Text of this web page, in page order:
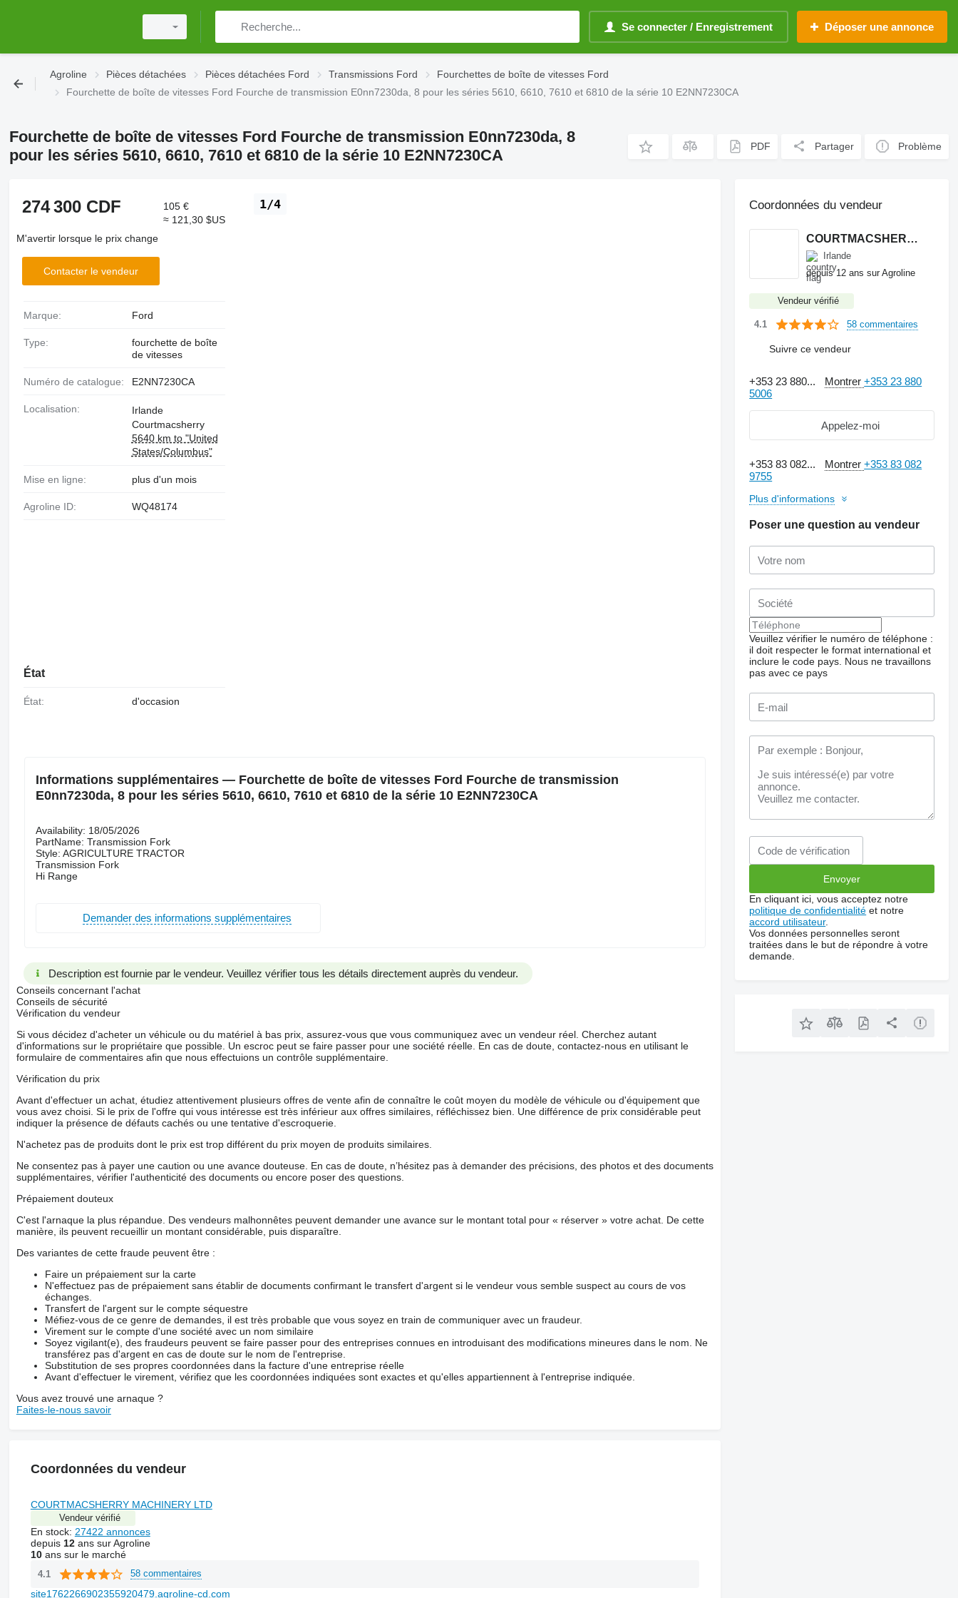
Se connecter / Enregistrement Déposer une annonce
Agroline Pièces détachées Pièces détachées Ford Transmissions Ford
Fourchettes de boîte de vitesses Ford
Fourchette de boîte de vitesses Ford Fourche de transmission E0nn7230da, 8 pour les séries 5610, 6610, 7610 et 6810 de la série 10 E2NN7230CA
Fourchette de boîte de vitesses Ford Fourche de transmission E0nn7230da, 8
pour les séries 5610, 6610, 7610 et 6810 de la série 10 E2NN7230CA
PDF Partager Problème
Demander plus de
photos
1/4
274 300 CDF
105 €
≈ 121,30 $US
M'avertir lorsque le prix change
Contacter le vendeur
Marque: Ford
Type:
fourchette de boîte
de vitesses
Numéro de catalogue: E2NN7230CA
Localisation:
Irlande
Courtmacsherry
5640 km to "United
States/Columbus"
Mise en ligne: plus d'un mois
Agroline ID: WQ48174
État
État: d'occasion
Informations supplémentaires — Fourchette de boîte de vitesses Ford Fourche de transmission
E0nn7230da, 8 pour les séries 5610, 6610, 7610 et 6810 de la série 10 E2NN7230CA
Availability: 18/05/2026
PartName: Transmission Fork
Style: AGRICULTURE TRACTOR
Transmission Fork
Hi Range
Demander des informations supplémentaires
Description est fournie par le vendeur. Veuillez vérifier tous les détails directement auprès du vendeur.
Conseils concernant l'achat
Conseils de sécurité
Vérification du vendeur
Si vous décidez d'acheter un véhicule ou du matériel à bas prix, assurez-vous que vous communiquez avec un vendeur réel. Cherchez autant
d'informations sur le propriétaire que possible. Un escroc peut se faire passer pour une société réelle. En cas de doute, contactez-nous en utilisant le
formulaire de commentaires afin que nous effectuions un contrôle supplémentaire.
Vérification du prix
Avant d'effectuer un achat, étudiez attentivement plusieurs offres de vente afin de connaître le coût moyen du modèle de véhicule ou d'équipement que
vous avez choisi. Si le prix de l'offre qui vous intéresse est très inférieur aux offres similaires, réfléchissez bien. Une différence de prix considérable peut
indiquer la présence de défauts cachés ou une tentative d'escroquerie.
N'achetez pas de produits dont le prix est trop différent du prix moyen de produits similaires.
Ne consentez pas à payer une caution ou une avance douteuse. En cas de doute, n’hésitez pas à demander des précisions, des photos et des documents
supplémentaires, vérifier l'authenticité des documents ou encore poser des questions.
Prépaiement douteux
C'est l'arnaque la plus répandue. Des vendeurs malhonnêtes peuvent demander une avance sur le montant total pour « réserver » votre achat. De cette
manière, ils peuvent recueillir un montant considérable, puis disparaître.
Des variantes de cette fraude peuvent être :
Faire un prépaiement sur la carte
N'effectuez pas de prépaiement sans établir de documents confirmant le transfert d'argent si le vendeur vous semble suspect au cours de vos
échanges.
Transfert de l'argent sur le compte séquestre
Méfiez-vous de ce genre de demandes, il est très probable que vous soyez en train de communiquer avec un fraudeur.
Virement sur le compte d'une société avec un nom similaire
Soyez vigilant(e), des fraudeurs peuvent se faire passer pour des entreprises connues en introduisant des modifications mineures dans le nom. Ne
transférez pas d'argent en cas de doute sur le nom de l'entreprise.
Substitution de ses propres coordonnées dans la facture d'une entreprise réelle
Avant d'effectuer le virement, vérifiez que les coordonnées indiquées sont exactes et qu'elles appartiennent à l'entreprise indiquée.
Vous avez trouvé une arnaque ?
Faites-le-nous savoir
Coordonnées du vendeur
COURTMACSHERRY MACHINERY LTD
Vendeur vérifié
En stock: 27422 annonces
depuis 12ans sur Agroline
10ans sur le marché
4.1 58 commentaires
site1762266902355920479.agroline-cd.com
Coordonnées du vendeur
COURTMACSHERRY MACHINERY LTD
Irlande
depuis 12 ans sur Agroline
Vendeur vérifié
4.1 58 commentaires
Suivre ce vendeur
+353 23 880... Montrer+353 23 880
5006
Appelez-moi
+353 83 082... Montrer+353 83 082
9755
Plus d'informations
Poser une question au vendeur
Veuillez vérifier le numéro de téléphone :
il doit respecter le format international et
inclure le code pays. Nous ne travaillons
pas avec ce pays
En cliquant ici, vous acceptez notre
politique de confidentialité et notre
accord utilisateur.
Vos données personnelles seront
traitées dans le but de répondre à votre
demande.